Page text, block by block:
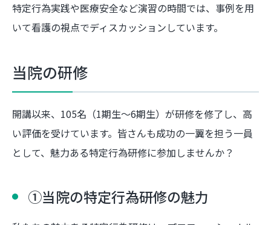
特定行為実践や医療安全など演習の時間では、事例を用
いて看護の視点でディスカッションしています。
当院の研修
開講以来、105名（1期生～6期生）が研修を修了し、高
い評価を受けています。皆さんも成功の一翼を担う一員
として、魅力ある特定行為研修に参加しませんか？
①当院の特定行為研修の魅力